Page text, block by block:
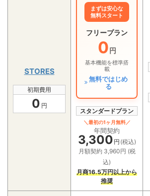
STORES
初期費用
0 円
まずは安心な
無料スタート
フリープラン
0円
基本機能を標準搭
載
無料ではじめ
る
スタンダードプラン
＼最初の1ヶ月無料／
年間契約
3,300 円 (税込)
月額契約 3,960円 (税
込)
月商16.5万円以上から
推奨